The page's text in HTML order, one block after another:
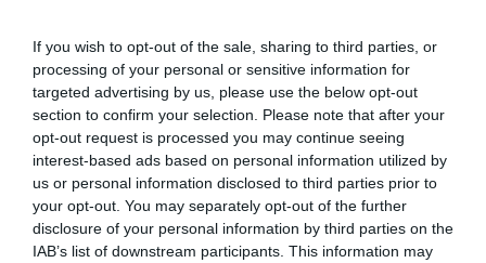
If you wish to opt-out of the sale, sharing to third parties, or
processing of your personal or sensitive information for
targeted advertising by us, please use the below opt-out
section to confirm your selection. Please note that after your
opt-out request is processed you may continue seeing
interest-based ads based on personal information utilized by
us or personal information disclosed to third parties prior to
your opt-out. You may separately opt-out of the further
disclosure of your personal information by third parties on the
IAB’s list of downstream participants. This information may